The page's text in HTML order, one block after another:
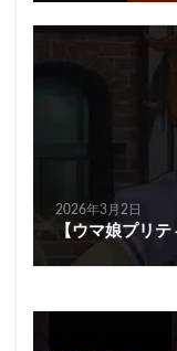
2026年3月2日
【ウマ娘プリ